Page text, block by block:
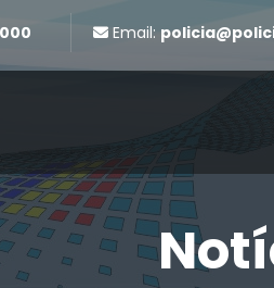
Email: